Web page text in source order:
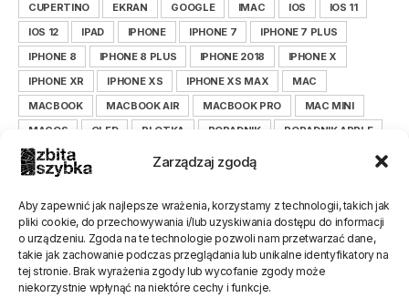
Zarządzaj zgodą
Aby zapewnić jak najlepsze wrażenia, korzystamy z technologii, takich jak
pliki cookie, do przechowywania i/lub uzyskiwania dostępu do informacji
o urządzeniu. Zgoda na te technologie pozwoli nam przetwarzać dane,
takie jak zachowanie podczas przeglądania lub unikalne identyfikatory na
tej stronie. Brak wyrażenia zgody lub wycofanie zgody może
niekorzystnie wpłynąć na niektóre cechy i funkcje.
CUPERTINO
EKRAN GOOGLE IMAC IOS
IOS 11
IOS 12
IPAD IPHONE IPHONE 7
IPHONE 7 PLUS
IPHONE 8
IPHONE 8 PLUS IPHONE 2018
IPHONE X
IPHONE XR
IPHONE XS IPHONE XS MAX
MAC
MACBOOK
MACBOOK AIR MACBOOK PRO
MAC MINI
MACOS
OLED PLOTKA PORADNIK
PORADNIK APPLE
PORADNIK IOS
PORADNIK IPHONE
PORADNIK ZBITASZYBKA.PL
SMARTFON
TIM COOK WYŚWIETLACZ
XIAOMI
XIAOMILEPSZE
XIAOMI POLSKA
ZBITASZYBKA
ZBITASZYBKA.PL